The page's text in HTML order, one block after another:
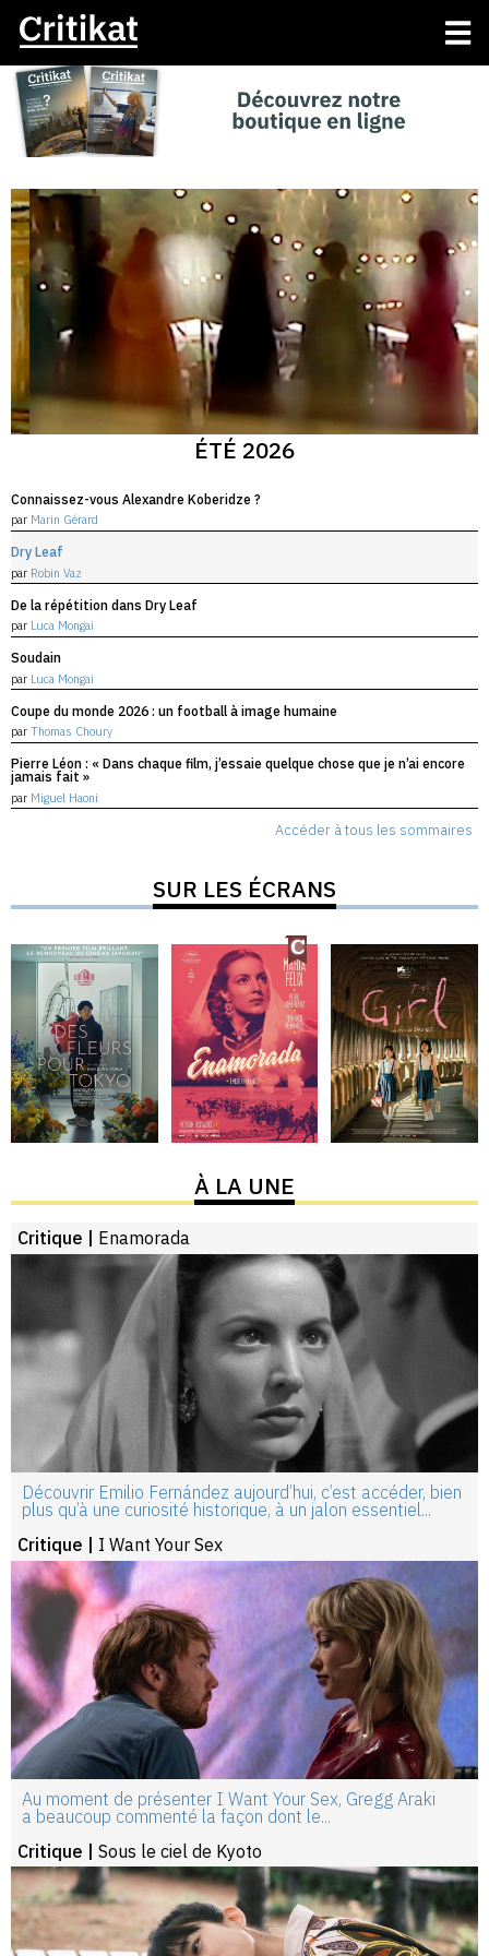
ÉTÉ 2026
Connaissez-vous Alexandre Koberidze ?
par Marin Gérard
Dry Leaf
par Robin Vaz
De la répétition dans Dry Leaf
par Luca Mongai
Soudain
par Luca Mongai
Coupe du monde 2026 : un football à image humaine
Pierre Léon : « Dans chaque film, j’essaie quelque chose que je
jamais fait »
Accéder à tous les sommaires
SUR LES ÉCRANS
À LA UNE
Critique | Enamorada
Découvrir Emilio Fernández aujourd’hui, c’est accéder, bien
plus qu’à une curiosité historique, à un jalon essentiel...
Critique | I Want Your Sex
Au moment de présenter I Want Your Sex, Gregg Araki
a beaucoup commenté la façon dont le...
Critique |Sous le ciel de Kyoto